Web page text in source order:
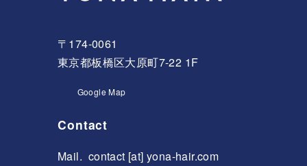
〒174-0061
東京都板橋区大原町7-22 1F
Google Map
Contact
Mail. contact [at] yona-hair.com